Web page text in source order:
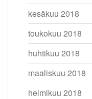
kesäkuu 2018
toukokuu 2018
huhtikuu 2018
maaliskuu 2018
helmikuu 2018